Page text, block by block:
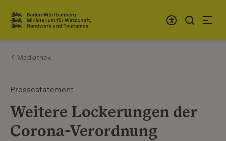
Zum Inhalt springen
Link zur Startseite
Mediathek
Pressestatement
Weitere Lockerungen der
Corona-Verordnung